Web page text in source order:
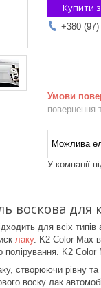
Купити з
+380
повернення
У компанії
воскова для
для всіх
лаку. K2 Color Max
полірування. K2
створюючи рівну
воску лак